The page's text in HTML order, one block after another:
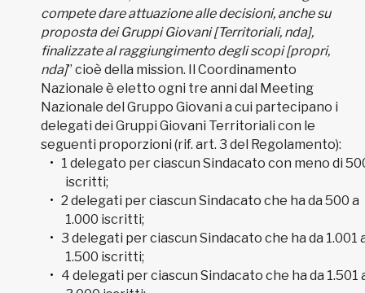
compete dare attuazione alle decisioni, anche su
proposta dei Gruppi Giovani [Territoriali, nda],
finalizzate al raggiungimento degli scopi [propri,
nda]” cioè della mission. Il Coordinamento
Nazionale è eletto ogni tre anni dal Meeting
Nazionale del Gruppo Giovani a cui partecipano i
delegati dei Gruppi Giovani Territoriali con le
seguenti proporzioni (rif. art. 3 del Regolamento):
1 delegato per ciascun Sindacato con meno di
iscritti;
2 delegati per ciascun Sindacato che ha da 500 a
1.000 iscritti;
3 delegati per ciascun Sindacato che ha da 1.001
1.500 iscritti;
4 delegati per ciascun Sindacato che ha da 1.501